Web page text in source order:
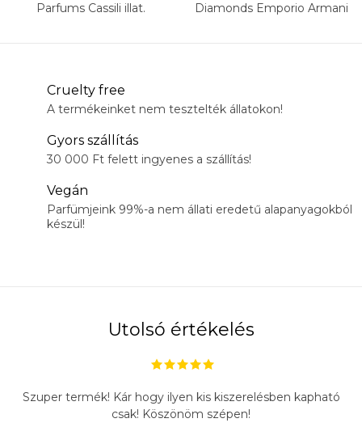
Parfums Cassili illat.
Diamonds Emporio Armani
Cruelty free
A termékeinket nem tesztelték állatokon!
Gyors szállítás
30 000 Ft felett ingyenes a szállítás!
Vegán
Parfümjeink 99%-a nem állati eredetű alapanyagokból
készül!
Utolsó értékelés
Szuper termék! Kár hogy ilyen kis kiszerelésben kapható
csak! Köszönöm szépen!